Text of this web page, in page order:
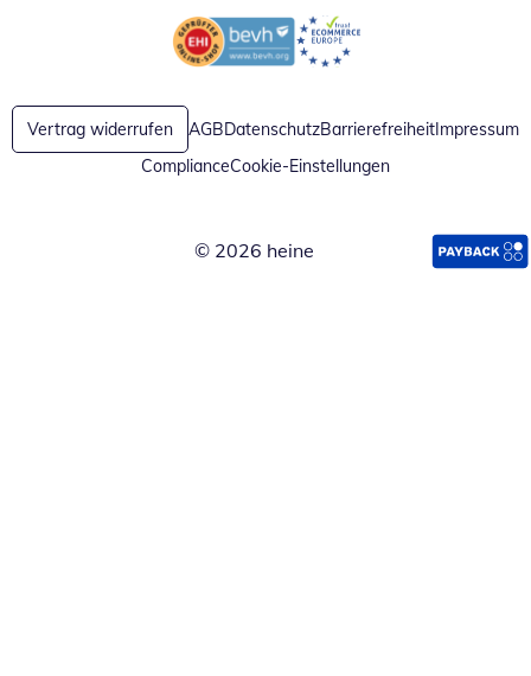
Öffnet in neuem FensterÖffnet in neuem Fenster
Vertrag widerrufen AGBDatenschutzBarrierefreiheitImpressum
ComplianceCookie-Einstellungen
© 2026 heine